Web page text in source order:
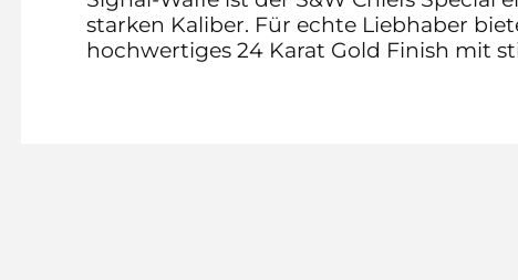
starken Kaliber. Für echte Liebhaber
hochwertiges 24 Karat Gold Finish mit